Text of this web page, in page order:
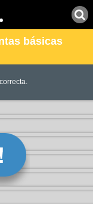
básicas